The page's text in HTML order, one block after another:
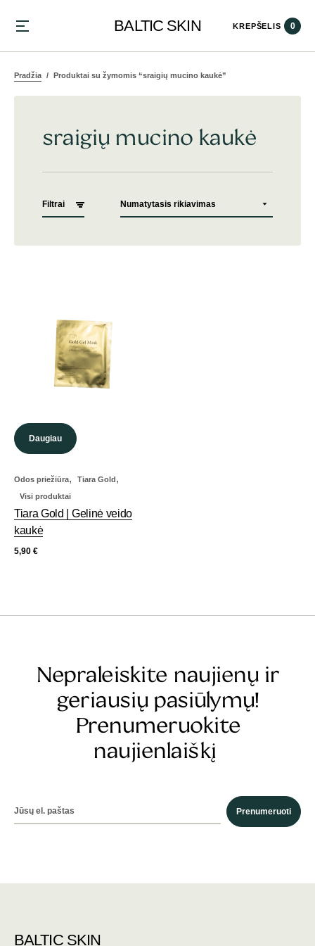
BALTIC SKIN KREPŠELIS 0
Pradžia Produktai su žymomis “sraigių mucino kaukė”
sraigių mucino kaukė
Filtrai
Daugiau
Odos priežiūra, Tiara Gold,
Visi produktai
Tiara Gold | Gelinė veido
kaukė
5,90 €
Nepraleiskite naujienų ir
geriausių pasiūlymų!
Prenumeruokite
naujienlaiškį
Prenumeruoti
BALTIC SKIN